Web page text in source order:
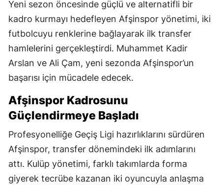
Yeni sezon öncesinde güçlü ve alternatifli bir
kadro kurmayı hedefleyen Afşinspor yönetimi, iki
futbolcuyu renklerine bağlayarak ilk transfer
hamlelerini gerçekleştirdi. Muhammet Kadir
Arslan ve Ali Çam, yeni sezonda Afşinspor’un
başarısı için mücadele edecek.
Afşinspor Kadrosunu
Güçlendirmeye Başladı
Profesyonelliğe Geçiş Ligi hazırlıklarını sürdüren
Afşinspor, transfer dönemindeki ilk adımlarını
attı. Kulüp yönetimi, farklı takımlarda forma
giyerek tecrübe kazanan iki oyuncuyla anlaşma